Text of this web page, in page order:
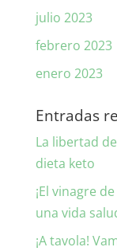
julio 2023
febrero 2023
enero 2023
Entradas
La libertad
dieta keto
¡El vinagre
una vida
¡A tavola!